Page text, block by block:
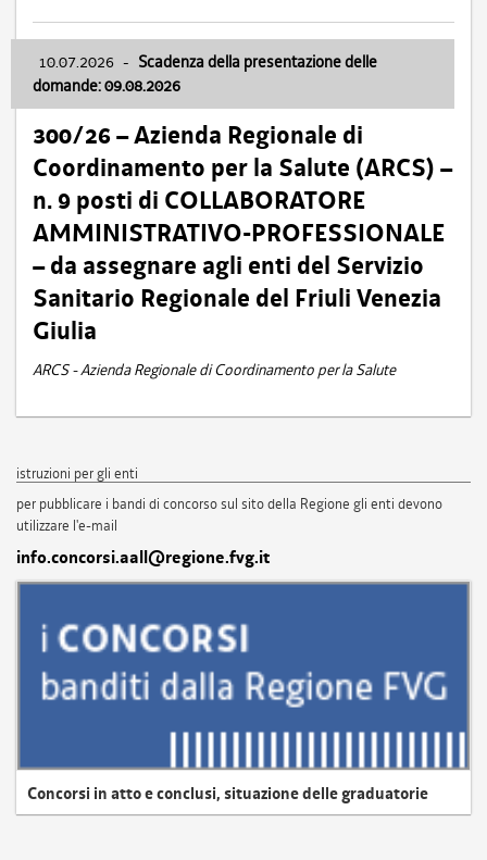
10.07.2026 - Scadenza della presentazione delle
domande: 09.08.2026
300/26 – Azienda Regionale di
Coordinamento per la Salute (ARCS) –
n. 9 posti di COLLABORATORE
AMMINISTRATIVO-PROFESSIONALE
– da assegnare agli enti del Servizio
Sanitario Regionale del Friuli Venezia
Giulia
ARCS - Azienda Regionale di Coordinamento per la Salute
istruzioni per gli enti
per pubblicare i bandi di concorso sul sito della Regione gli enti devono
utilizzare l'e-mail
info.concorsi.aall@regione.fvg.it
Concorsi in atto e conclusi, situazione delle graduatorie